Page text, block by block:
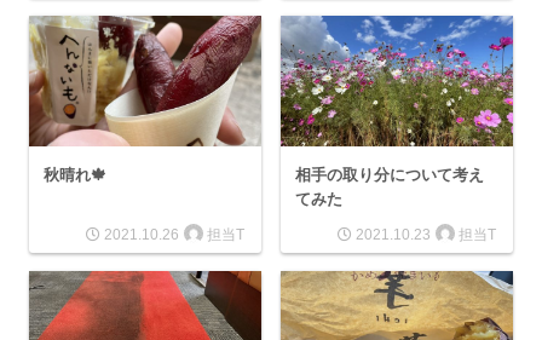
秋晴れ🍁
2021.10.26 担当T
相手の取り分について考え
てみた
2021.10.23 担当T